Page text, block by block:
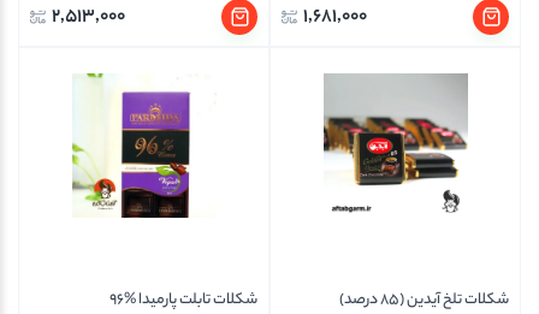
1,681,000
2,513,000
شکلات تلخ آیدین (85 درصد) شکلات تابلت پارمیدا %96